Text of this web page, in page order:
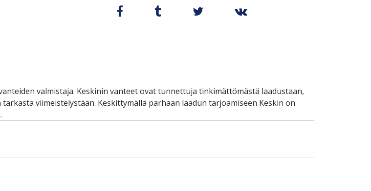
valmistaja. Keskinin vanteet ovat tunnettuja tinkimättömästä laadustaan,
viimeistelystään. Keskittymällä parhaan laadun tarjoamiseen Keskin on